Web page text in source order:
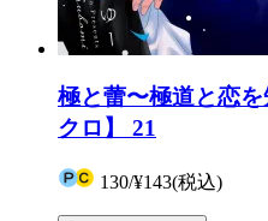
極と蕾〜極道と恋
クロ】 21
130/¥143(税込)